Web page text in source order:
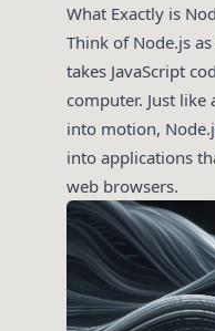
What Exactly is
Think of Node.js
takes JavaScript
computer. Just like
into motion,
into applications
web browsers.